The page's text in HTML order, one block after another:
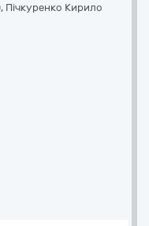
, Пічкуренко Кирило